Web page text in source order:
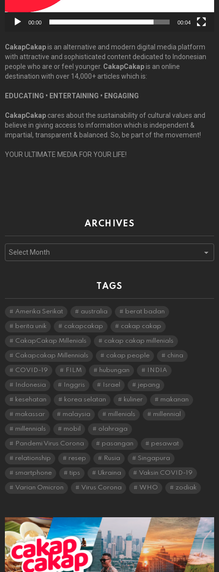
00:00 00:04
CakapCakapis an alternative and modern digital media platform
with attractive and sophisticated content dedicated to Indonesian
people who are or feel younger. CakapCakapis an online
destination with over 14,000+ articles which is:
EDUCATING • ENTERTAINING • ENGAGING
CakapCakap cares about the sustainability of cultural values and
believe in giving access to information which is independent &
impartial, transparent & balanced. So, be part of the movement!
YOUR ULTIMATE MEDIA FOR YOUR LIFE!
ARCHIVES
Archives
TAGS
Amerika Serikat australia berat badan
berita unik cakapcakap cakap cakap
CakapCakap Millenials cakap cakap millenials
Cakapcakap Millennials cakap people china
COVID-19 FILM hubungan INDIA
Indonesia Inggris Israel jepang
kesehatan korea selatan kuliner makanan
makassar malaysia millenials millennial
millennials mobil olahraga
Pandemi Virus Corona pasangan pesawat
relationship resep Rusia Singapura
smartphone tips Ukraina Vaksin COVID-19
Varian Omicron Virus Corona WHO zodiak